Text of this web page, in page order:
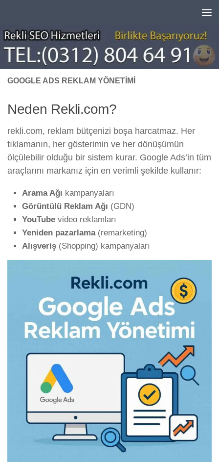
GOOGLE ADS REKLAM YÖNETIMI
Neden Rekli.com?
rekli.com, reklam bütçenizi boşa harcatmaz. Her
tıklamanın, her gösterimin ve her dönüşümün
ölçülebilir olduğu bir sistem kurar. Google Ads’in tüm
araçlarını markanız için en verimli şekilde kullanır:
Arama Ağı kampanyaları
Görüntülü Reklam Ağı (GDN)
YouTube video reklamları
Yeniden pazarlama(remarketing)
Alışveriş (Shopping) kampanyaları